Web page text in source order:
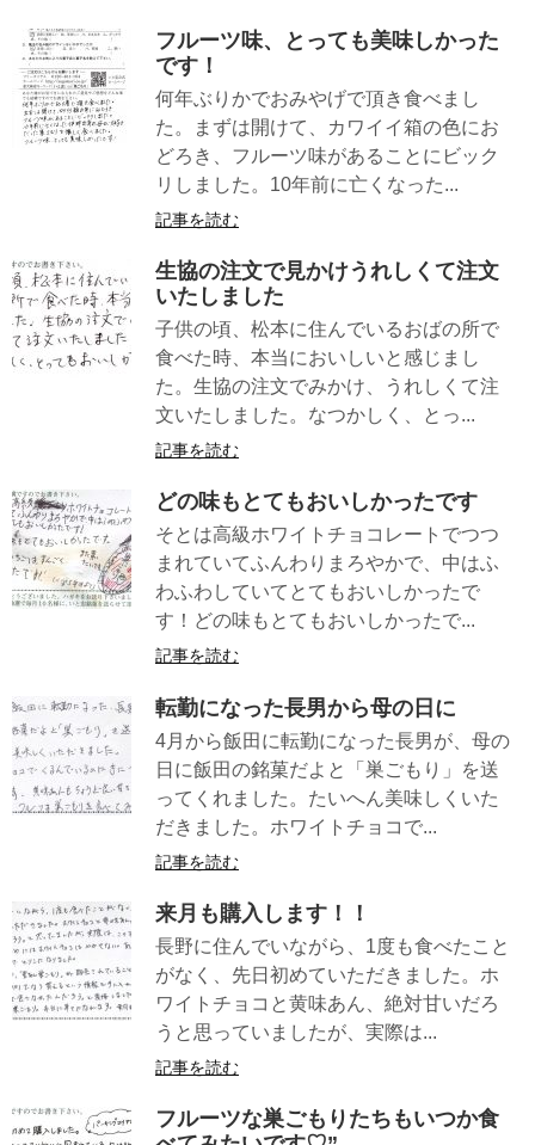
フルーツ味、とっても美味しかった
です！
何年ぶりかでおみやげで頂き食べまし
た。まずは開けて、カワイイ箱の色にお
どろき、フルーツ味があることにビック
リしました。10年前に亡くなった...
記事を読む
生協の注文で見かけうれしくて注文
いたしました
子供の頃、松本に住んでいるおばの所で
食べた時、本当においしいと感じまし
た。生協の注文でみかけ、うれしくて注
文いたしました。なつかしく、とっ...
記事を読む
どの味もとてもおいしかったです
そとは高級ホワイトチョコレートでつつ
まれていてふんわりまろやかで、中はふ
わふわしていてとてもおいしかったで
す！どの味もとてもおいしかったで...
記事を読む
転勤になった長男から母の日に
4月から飯田に転勤になった長男が、母の
日に飯田の銘菓だよと「巣ごもり」を送
ってくれました。たいへん美味しくいた
だきました。ホワイトチョコで...
記事を読む
来月も購入します！！
長野に住んでいながら、1度も食べたこと
がなく、先日初めていただきました。ホ
ワイトチョコと黄味あん、絶対甘いだろ
うと思っていましたが、実際は...
記事を読む
フルーツな巣ごもりたちもいつか食